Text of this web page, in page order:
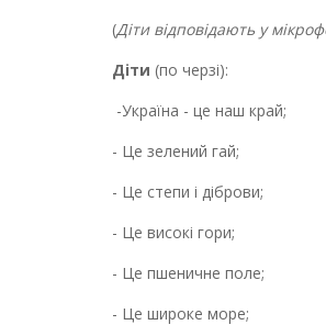
(Діти відповідають у
Діти (по черзі):
-Україна - це наш край;
- Це зелений гай;
- Це степи і діброви;
- Це високі гори;
- Це пшеничне поле;
- Це широке море;